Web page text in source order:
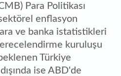
Para Politikası
enflasyon
ve banka istatistikleri
kuruluşu
Türkiye
ise ABD'de